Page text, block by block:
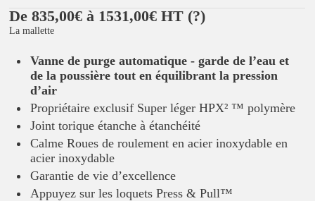
De 835,00€ à 1531,00€ HT (?)
La mallette
Vanne de purge automatique - garde de l’eau et
de la poussière tout en équilibrant la pression
d’air
Propriétaire exclusif Super léger HPX² ™ polymère
Joint torique étanche à étanchéité
Calme Roues de roulement en acier inoxydable en
acier inoxydable
Garantie de vie d’excellence
Appuyez sur les loquets Press & Pull™